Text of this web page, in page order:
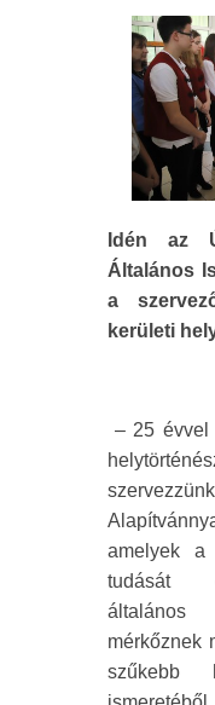
Idén az
Általános
a
kerületi
– 25 évvel
amelyek a
tudását
mérkőznek
szűkebb